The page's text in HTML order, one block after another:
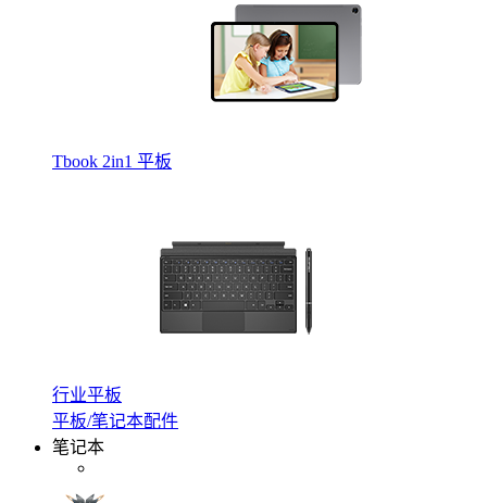
Tbook 2in1 平板
行业平板
平板/笔记本配件
笔记本